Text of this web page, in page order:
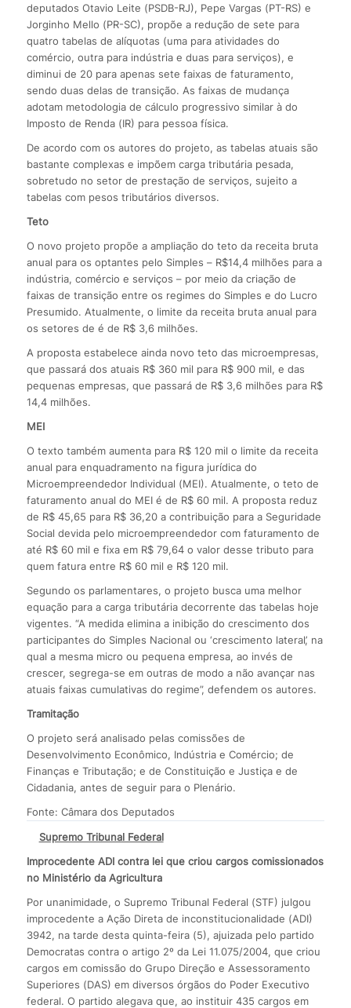
deputados Otavio Leite (PSDB-RJ), Pepe Vargas (PT-RS) e
Jorginho Mello (PR-SC), propõe a redução de sete para
quatro tabelas de alíquotas (uma para atividades do
comércio, outra para indústria e duas para serviços), e
diminui de 20 para apenas sete faixas de faturamento,
sendo duas delas de transição. As faixas de mudança
adotam metodologia de cálculo progressivo similar à do
Imposto de Renda (IR) para pessoa física.
De acordo com os autores do projeto, as tabelas atuais são
bastante complexas e impõem carga tributária pesada,
sobretudo no setor de prestação de serviços, sujeito a
tabelas com pesos tributários diversos.
Teto
O novo projeto propõe a ampliação do teto da receita bruta
anual para os optantes pelo Simples – R$14,4 milhões para a
indústria, comércio e serviços – por meio da criação de
faixas de transição entre os regimes do Simples e do Lucro
Presumido. Atualmente, o limite da receita bruta anual para
os setores de é de R$ 3,6 milhões.
A proposta estabelece ainda novo teto das microempresas,
que passará dos atuais R$ 360 mil para R$ 900 mil, e das
pequenas empresas, que passará de R$ 3,6 milhões para R$
14,4 milhões.
MEI
O texto também aumenta para R$ 120 mil o limite da receita
anual para enquadramento na figura jurídica do
Microempreendedor Individual (MEI). Atualmente, o teto de
faturamento anual do MEI é de R$ 60 mil. A proposta reduz
de R$ 45,65 para R$ 36,20 a contribuição para a Seguridade
Social devida pelo microempreendedor com faturamento de
até R$ 60 mil e fixa em R$ 79,64 o valor desse tributo para
quem fatura entre R$ 60 mil e R$ 120 mil.
Segundo os parlamentares, o projeto busca uma melhor
equação para a carga tributária decorrente das tabelas hoje
vigentes. “A medida elimina a inibição do crescimento dos
participantes do Simples Nacional ou ‘crescimento lateral’, na
qual a mesma micro ou pequena empresa, ao invés de
crescer, segrega-se em outras de modo a não avançar nas
atuais faixas cumulativas do regime”, defendem os autores.
Tramitação
O projeto será analisado pelas comissões de
Desenvolvimento Econômico, Indústria e Comércio; de
Finanças e Tributação; e de Constituição e Justiça e de
Cidadania, antes de seguir para o Plenário.
Fonte: Câmara dos Deputados
Supremo Tribunal Federal
Improcedente ADI contra lei que criou cargos comissionados
no Ministério da Agricultura
Por unanimidade, o Supremo Tribunal Federal (STF) julgou
improcedente a Ação Direta de inconstitucionalidade (ADI)
3942, na tarde desta quinta-feira (5), ajuizada pelo partido
Democratas contra o artigo 2º da Lei 11.075/2004, que criou
cargos em comissão do Grupo Direção e Assessoramento
Superiores (DAS) em diversos órgãos do Poder Executivo
federal. O partido alegava que, ao instituir 435 cargos em